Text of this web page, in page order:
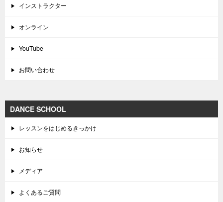
インストラクター
オンライン
YouTube
お問い合わせ
DANCE SCHOOL
レッスンをはじめるきっかけ
お知らせ
メディア
よくあるご質問